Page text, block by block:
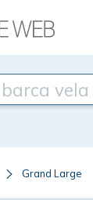
Grand Large